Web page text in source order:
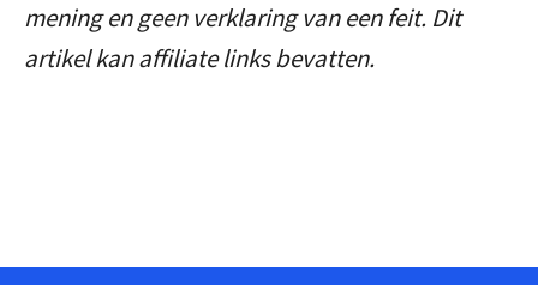
mening en geen verklaring van een feit. Dit
artikel kan affiliate links bevatten.